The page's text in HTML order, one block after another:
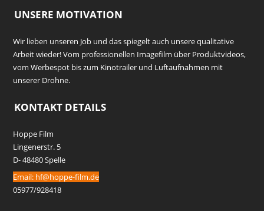
UNSERE MOTIVATION
Wir lieben unseren Job und das spiegelt auch unsere qualitative
Arbeit wieder! Vom professionellen Imagefilm über Produktvideos,
vom Werbespot bis zum Kinotrailer und Luftaufnahmen mit
unserer Drohne.
KONTAKT DETAILS
Hoppe Film
Lingenerstr. 5
D- 48480 Spelle
Email: hf@hoppe-film.de
05977/928418